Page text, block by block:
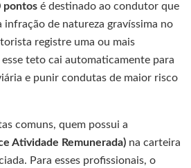
pontos é destinado ao condutor que
infração de natureza gravíssima no
registre uma ou mais
teto cai automaticamente para
e punir condutas de maior risco
comuns, quem possui a
Atividade Remunerada) na carteira
Para esses profissionais, o